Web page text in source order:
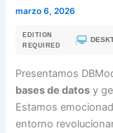
marzo 6, 2026
EDITION
REQUIRED
Presentamos
bases de datos y
Estamos
entorno